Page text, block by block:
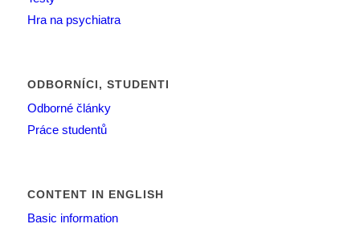
Hra na psychiatra
ODBORNÍCI, STUDENTI
Odborné články
Práce studentů
CONTENT IN ENGLISH
Basic information